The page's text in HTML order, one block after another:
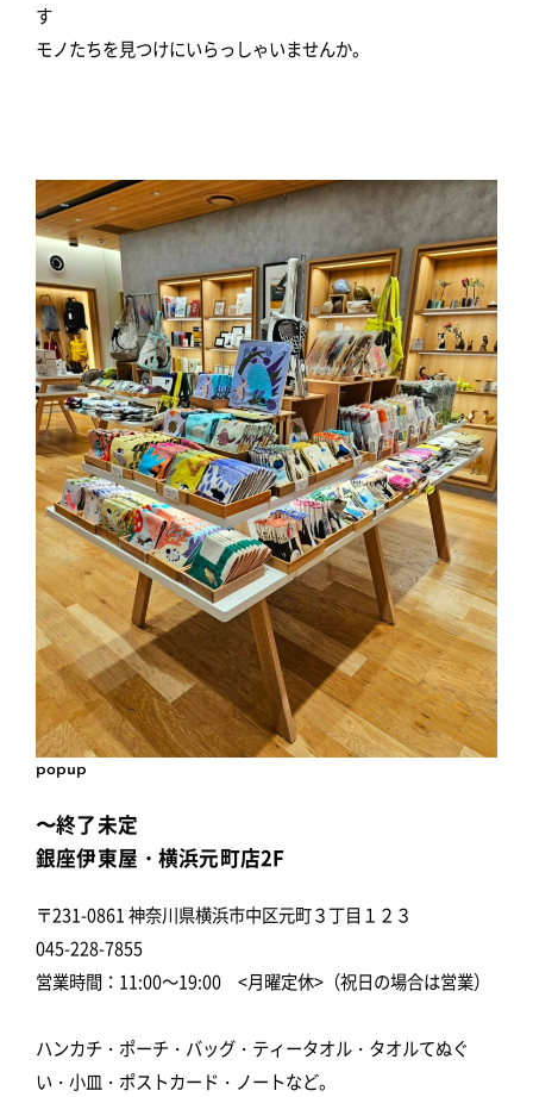
す
モノたちを見つけにいらっしゃいませんか。
popup
〜終了未定
銀座伊東屋・横浜元町店2F
〒231-0861 神奈川県横浜市中区元町３丁目１２３
045-228-7855
営業時間：11:00～19:00 <月曜定休>（祝日の場合は営業）
ハンカチ・ポーチ・バッグ・ティータオル・タオルてぬぐ
い・小皿・ポストカード・ノートなど。